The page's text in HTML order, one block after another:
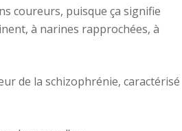
coureurs, puisque ça signifie
à narines rapprochées, à
de la schizophrénie, caractérisé